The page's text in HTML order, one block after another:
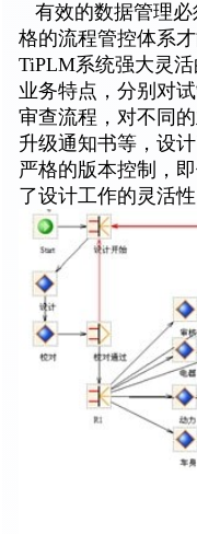
有效的数据管理必
格的流程管控体系
TiPLM系统强大灵
业务特点，分别对
审查流程，对不同
升级通知书等，设
严格的版本控制，
了设计工作的灵活性